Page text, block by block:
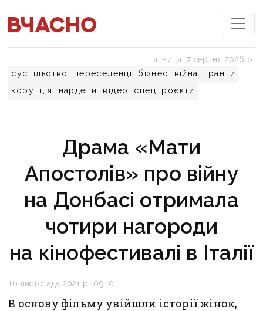
суспільство переселенці бізнес війна
гранти
корупція
нардепи відео спецпроєкти
пʼятниця, 7 серпня 2026 р.
Драма «Мати
Апостолів» про війну
на Донбасі отримала
чотири нагороди
на кінофестивалі в Італії
16 листопада 2021 р., 09:10
В основу фільму увійшли історії жінок,